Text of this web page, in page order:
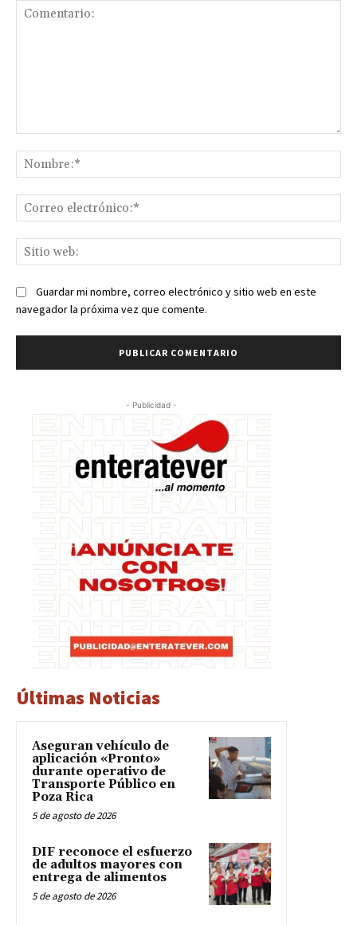
Guardar mi nombre, correo electrónico y sitio web en este
navegador la próxima vez que comente.
- Publicidad -
Últimas Noticias
Aseguran vehículo de
aplicación «Pronto»
durante operativo de
Transporte Público en
Poza Rica
5 de agosto de 2026
DIF reconoce el esfuerzo
de adultos mayores con
entrega de alimentos
5 de agosto de 2026